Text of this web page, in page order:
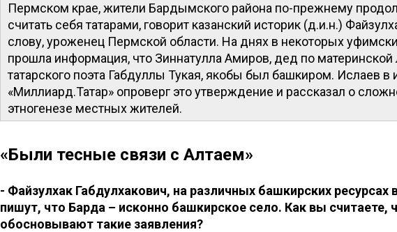
Пермском крае, жители Бардымского района по-прежнему
считать себя татарами, говорит казанский историк (д.и.н.)
слову, уроженец Пермской области. На днях в некоторых
прошла информация, что Зиннатулла Амиров, дед по материнской
татарского поэта Габдуллы Тукая, якобы был башкиром. Ислаев в
«Миллиард.Татар» опроверг это утверждение и рассказал о
этногенезе местных жителей.
«Были тесные связи с Алтаем»
- Файзулхак Габдулхакович, на различных башкирских ресурсах
пишут, что Барда – исконно башкирское село. Как вы считаете,
обосновывают такие заявления?